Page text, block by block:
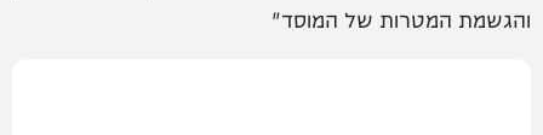
והגשמת המטרות של המוסד"